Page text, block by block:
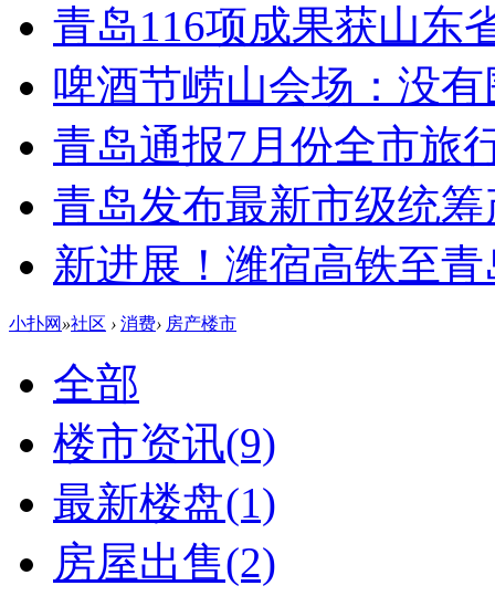
青岛116项成果获山东
啤酒节崂山会场：没有
青岛通报7月份全市旅
青岛发布最新市级统
新进展！潍宿高铁至
小扑网 »社区 › 消费› 房产楼市
全部
楼市资讯(9)
最新楼盘(1)
房屋出售(2)